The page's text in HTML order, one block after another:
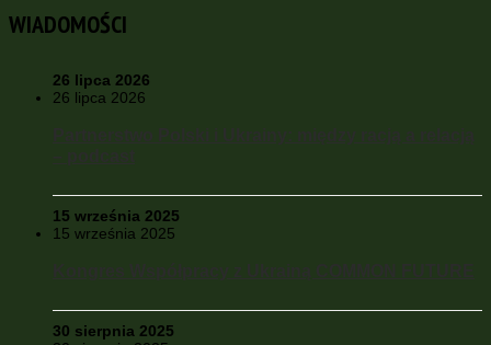
WIADOMOŚCI
26 lipca 2026
26 lipca 2026
15 września 2025
15 września 2025
30 sierpnia 2025